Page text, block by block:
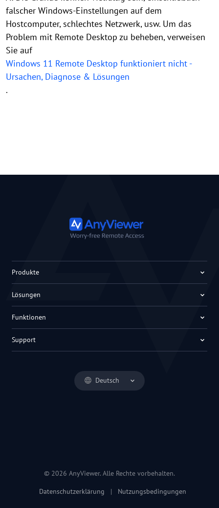
falscher Windows-Einstellungen auf dem
Hostcomputer, schlechtes Netzwerk, usw. Um das
Problem mit Remote Desktop zu beheben, verweisen
Sie auf
Windows 11 Remote Desktop funktioniert nicht -
Ursachen, Diagnose & Lösungen
.
Deutsch
Produkte
Lösungen
Funktionen
Support
© 2026 AnyViewer. Alle Rechte vorbehalten.
Datenschutzerklärung | Nutzungsbedingungen